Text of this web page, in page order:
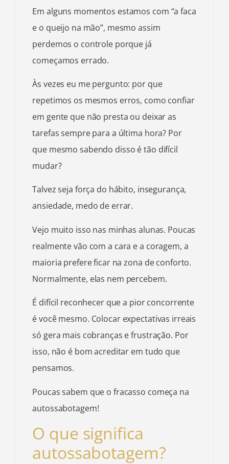
Em alguns momentos estamos com “a faca
e o queijo na mão”, mesmo assim
perdemos o controle porque já
começamos errado.
Às vezes eu me pergunto: por que
repetimos os mesmos erros, como confiar
em gente que não presta ou deixar as
tarefas sempre para a última hora? Por
que mesmo sabendo disso é tão difícil
mudar?
Talvez seja força do hábito, insegurança,
ansiedade, medo de errar.
Vejo muito isso nas minhas alunas. Poucas
realmente vão com a cara e a coragem, a
maioria prefere ficar na zona de conforto.
Normalmente, elas nem percebem.
É difícil reconhecer que a pior concorrente
é você mesmo. Colocar expectativas irreais
só gera mais cobranças e frustração. Por
isso, não é bom acreditar em tudo que
pensamos.
Poucas sabem que o fracasso começa na
autossabotagem!
O que significa
autossabotagem?